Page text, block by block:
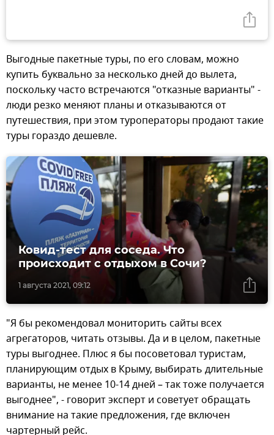
Выгодные пакетные туры, по его словам, можно
купить буквально за несколько дней до вылета,
поскольку часто встречаются "отказные варианты" -
люди резко меняют планы и отказываются от
путешествия, при этом туроператоры продают такие
туры гораздо дешевле.
1 августа 2021, 09:12
Ковид-тест для соседа. Что
происходит с отдыхом в Сочи?
"Я бы рекомендовал мониторить сайты всех
агрегаторов, читать отзывы. Да и в целом, пакетные
туры выгоднее. Плюс я бы посоветовал туристам,
планирующим отдых в Крыму, выбирать длительные
варианты, не менее 10-14 дней – так тоже получается
выгоднее", - говорит эксперт и советует обращать
внимание на такие предложения, где включен
чартерный рейс.